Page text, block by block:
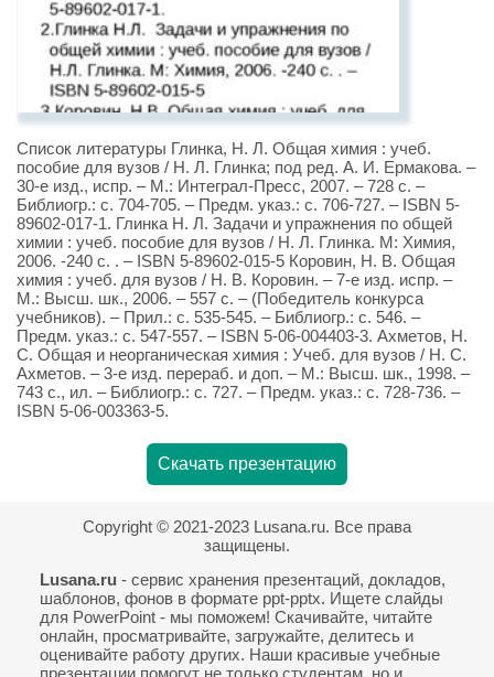
Список литературы Глинка, Н. Л. Общая химия : учеб.
пособие для вузов / Н. Л. Глинка; под ред. А. И. Ермакова. –
30-е изд., испр. – М.: Интеграл-Пресс, 2007. – 728 с. –
Библиогр.: с. 704-705. – Предм. указ.: с. 706-727. – ISBN 5-
89602-017-1. Глинка Н. Л. Задачи и упражнения по общей
химии : учеб. пособие для вузов / Н. Л. Глинка. М: Химия,
2006. -240 с. . – ISBN 5-89602-015-5 Коровин, Н. В. Общая
химия : учеб. для вузов / Н. В. Коровин. – 7-е изд. испр. –
М.: Высш. шк., 2006. – 557 с. – (Победитель конкурса
учебников). – Прил.: с. 535-545. – Библиогр.: с. 546. –
Предм. указ.: с. 547-557. – ISBN 5-06-004403-3. Ахметов, Н.
С. Общая и неорганическая химия : Учеб. для вузов / Н. С.
Ахметов. – 3-е изд. перераб. и доп. – М.: Высш. шк., 1998. –
743 с., ил. – Библиогр.: с. 727. – Предм. указ.: с. 728-736. –
ISBN 5-06-003363-5.
Скачать презентацию
Copyright © 2021-2023 Lusana.ru. Все права
защищены.
Lusana.ru - сервис хранения презентаций, докладов,
шаблонов, фонов в формате ppt-pptx. Ищете слайды
для PowerPoint - мы поможем! Скачивайте, читайте
онлайн, просматривайте, загружайте, делитесь и
оценивайте работу других. Наши красивые учебные
презентации помогут не только студентам, но и